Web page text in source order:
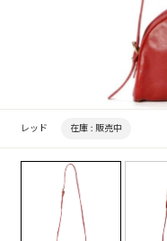
レッド 在庫 : 販売中